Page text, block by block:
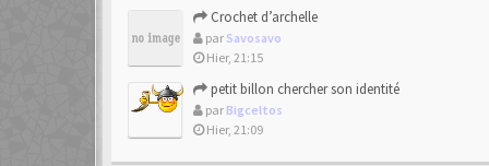
Crochet d’archelle
par Savosavo
Hier, 21:15
petit billon chercher son identité
par Bigceltos
Hier, 21:09